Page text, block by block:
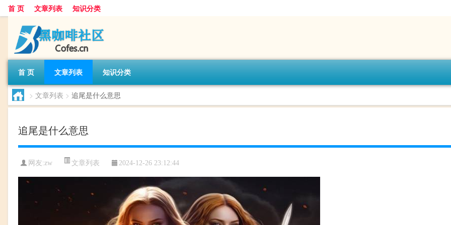
首 页 文章列表 知识分类
首 页 文章列表 知识分类
> 文章列表 > 追尾是什么意思
追尾是什么意思
网友:zw 文章列表 2024-12-26 23:12:44